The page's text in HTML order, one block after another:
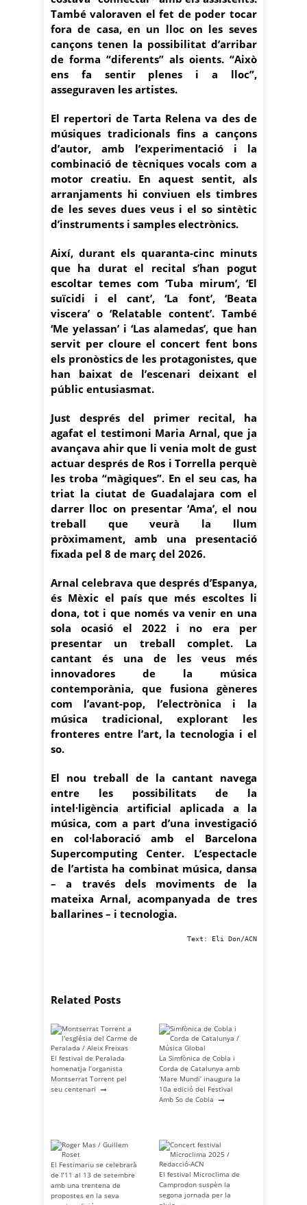
També valoraven el fet de poder tocar
fora de casa, en un lloc on les seves
cançons tenen la possibilitat d’arribar
de forma “diferents” als oients. “Això
ens fa sentir plenes i a lloc”,
asseguraven les artistes.
El repertori de Tarta Relena va des de
músiques tradicionals fins a cançons
d’autor, amb l’experimentació i la
combinació de tècniques vocals com a
motor creatiu. En aquest sentit, als
arranjaments hi conviuen els timbres
de les seves dues veus i el so sintètic
d’instruments i samples electrònics.
Així, durant els quaranta-cinc minuts
que ha durat el recital s’han pogut
escoltar temes com ‘Tuba mirum’, ‘El
suïcidi i el cant’, ‘La font’, ‘Beata
viscera’ o ‘Relatable content’. També
‘Me yelassan’ i ‘Las alamedas’, que han
servit per cloure el concert fent bons
els pronòstics de les protagonistes, que
han baixat de l’escenari deixant el
públic entusiasmat.
Just després del primer recital, ha
agafat el testimoni Maria Arnal, que ja
avançava ahir que li venia molt de gust
actuar després de Ros i Torrella perquè
les troba “màgiques”. En el seu cas, ha
triat la ciutat de Guadalajara com el
darrer lloc on presentar ‘Ama’, el nou
treball que veurà la llum
pròximament, amb una presentació
fixada pel 8 de març del 2026.
Arnal celebrava que després d’Espanya,
és Mèxic el país que més escoltes li
dona, tot i que només va venir en una
sola ocasió el 2022 i no era per
presentar un treball complet. La
cantant és una de les veus més
innovadores de la música
contemporània, que fusiona gèneres
com l’avant-pop, l’electrònica i la
música tradicional, explorant les
fronteres entre l’art, la tecnologia i el
so.
El nou treball de la cantant navega
entre les possibilitats de la
intel·ligència artificial aplicada a la
música, com a part d’una investigació
en col·laboració amb el Barcelona
Supercomputing Center. L’espectacle
de l’artista ha combinat música, dansa
– a través dels moviments de la
mateixa Arnal, acompanyada de tres
ballarines – i tecnologia.
Text: Eli Don/ACN
Related Posts
El festival de Peralada
homenatja l’organista
Montserrat Torrent pel
seu centenari →
La Simfònica de Cobla i
Corda de Catalunya amb
‘Mare Mundi’ inaugura la
10a edició del Festival
Amb So de Cobla →
El Festimariu se celebrarà
de l’11 al 13 de setembre
amb una trentena de
propostes en la seva
El festival Microclima de
Camprodon suspèn la
segona jornada per la